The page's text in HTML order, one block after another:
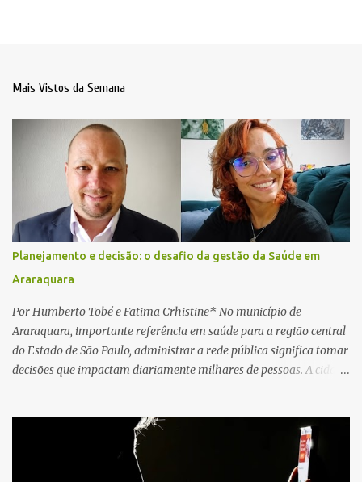
Mais Vistos da Semana
Planejamento e decisão: o desafio da gestão da Saúde em
Araraquara
Por Humberto Tobé e Fatima Crhistine* No município de
Araraquara, importante referência em saúde para a região central
do Estado de São Paulo, administrar a rede pública significa tomar
decisões que impactam diariamente milhares de pessoas. A cidade
município, mas também de diversas cidades do entorno,
ampliando significativamente a responsabilidade da gestão sobre
o Sistema Único de Saúde (SUS). Nos últimos anos, o Governo